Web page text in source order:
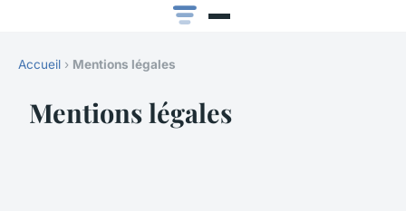
Accueil › Mentions légales
Mentions légales